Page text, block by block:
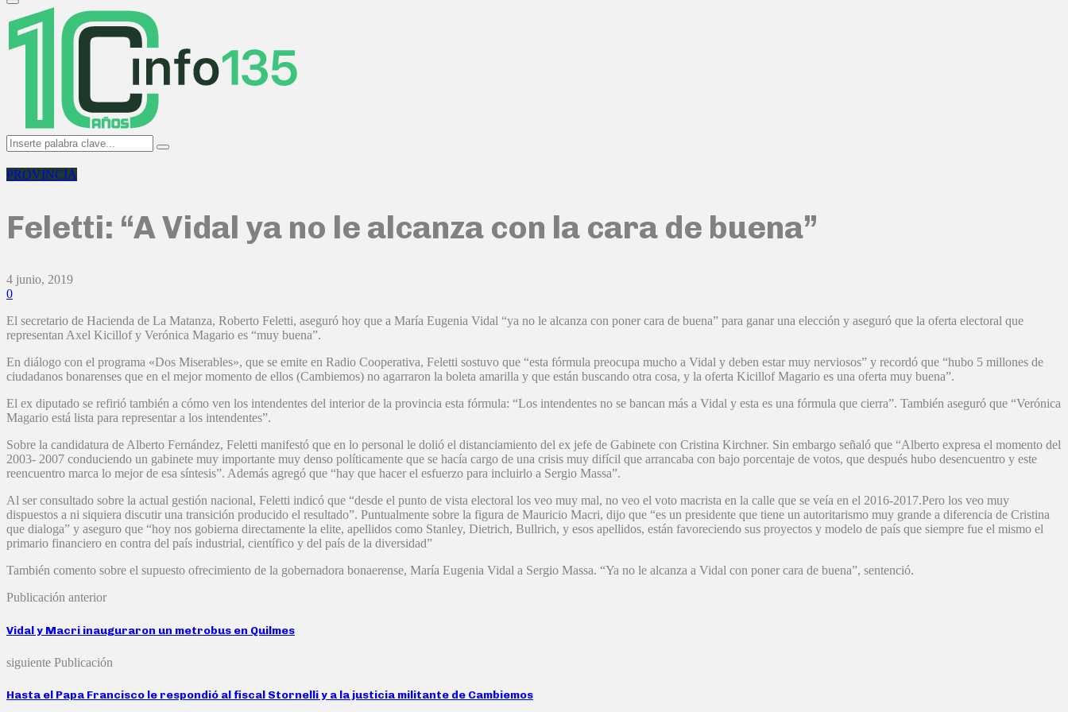
Primary
Menu
Search
for:
Search
PROVINCIA
Feletti: “A Vidal ya no le alcanza con la cara de buena”
4 junio, 2019
0
El secretario de Hacienda de La Matanza, Roberto Feletti, aseguró hoy que a María Eugenia Vidal “ya no le alcanza con poner cara de buena” para ganar una elección y aseguró que la oferta electoral que
representan Axel Kicillof y Verónica Magario es “muy buena”.
En diálogo con el programa «Dos Miserables», que se emite en Radio Cooperativa, Feletti sostuvo que “esta fórmula preocupa mucho a Vidal y deben estar muy nerviosos” y recordó que “hubo 5 millones de
ciudadanos bonarenses que en el mejor momento de ellos (Cambiemos) no agarraron la boleta amarilla y que están buscando otra cosa, y la oferta Kicillof Magario es una oferta muy buena”.
El ex diputado se refirió también a cómo ven los intendentes del interior de la provincia esta fórmula: “Los intendentes no se bancan más a Vidal y esta es una fórmula que cierra”. También aseguró que “Verónica
Magario está lista para representar a los intendentes”.
Sobre la candidatura de Alberto Fernández, Feletti manifestó que en lo personal le dolió el distanciamiento del ex jefe de Gabinete con Cristina Kirchner. Sin embargo señaló que “Alberto expresa el momento del
2003- 2007 conduciendo un gabinete muy importante muy denso políticamente que se hacía cargo de una crisis muy difícil que arrancaba con bajo porcentaje de votos, que después hubo desencuentro y este
reencuentro marca lo mejor de esa síntesis”. Además agregó que “hay que hacer el esfuerzo para incluirlo a Sergio Massa”.
Al ser consultado sobre la actual gestión nacional, Feletti indicó que “desde el punto de vista electoral los veo muy mal, no veo el voto macrista en la calle que se veía en el 2016-2017.Pero los veo muy
dispuestos a ni siquiera discutir una transición producido el resultado”. Puntualmente sobre la figura de Mauricio Macri, dijo que “es un presidente que tiene un autoritarismo muy grande a diferencia de Cristina
que dialoga” y aseguro que “hoy nos gobierna directamente la elite, apellidos como Stanley, Dietrich, Bullrich, y esos apellidos, están favoreciendo sus proyectos y modelo de país que siempre fue el mismo el
primario financiero en contra del país industrial, científico y del país de la diversidad”
También comento sobre el supuesto ofrecimiento de la gobernadora bonaerense, María Eugenia Vidal a Sergio Massa. “Ya no le alcanza a Vidal con poner cara de buena”, sentenció.
Publicación anterior
Vidal y Macri inauguraron un metrobus en Quilmes
siguiente Publicación
Hasta el Papa Francisco le respondió al fiscal Stornelli y a la justicia militante de Cambiemos